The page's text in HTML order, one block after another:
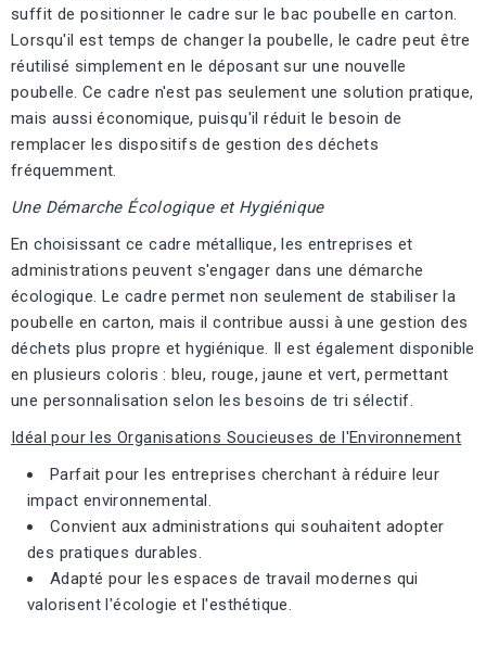
suffit de positionner le cadre sur le bac poubelle en carton.
Lorsqu'il est temps de changer la poubelle, le cadre peut être
réutilisé simplement en le déposant sur une nouvelle
poubelle. Ce cadre n'est pas seulement une solution pratique,
mais aussi économique, puisqu'il réduit le besoin de
remplacer les dispositifs de gestion des déchets
fréquemment.
Une Démarche Écologique et Hygiénique
En choisissant ce cadre métallique, les entreprises et
administrations peuvent s'engager dans une démarche
écologique. Le cadre permet non seulement de stabiliser la
poubelle en carton, mais il contribue aussi à une gestion des
déchets plus propre et hygiénique. Il est également disponible
en plusieurs coloris : bleu, rouge, jaune et vert, permettant
une personnalisation selon les besoins de tri sélectif.
Idéal pour les Organisations Soucieuses de l'Environnement
Parfait pour les entreprises cherchant à réduire leur
impact environnemental.
Convient aux administrations qui souhaitent adopter
des pratiques durables.
Adapté pour les espaces de travail modernes qui
valorisent l'écologie et l'esthétique.